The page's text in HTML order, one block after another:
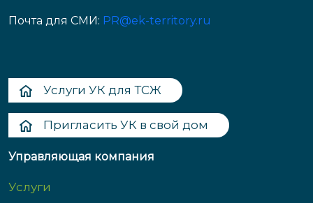
Почта для СМИ: PR@ek-territory.ru
Услуги УК для ТСЖ
Пригласить УК в свой дом
Управляющая компания
Услуги